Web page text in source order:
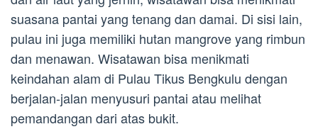
suasana pantai yang tenang dan damai. Di sisi lain,
pulau ini juga memiliki hutan mangrove yang rimbun
dan menawan. Wisatawan bisa menikmati
keindahan alam di Pulau Tikus Bengkulu dengan
berjalan-jalan menyusuri pantai atau melihat
pemandangan dari atas bukit.